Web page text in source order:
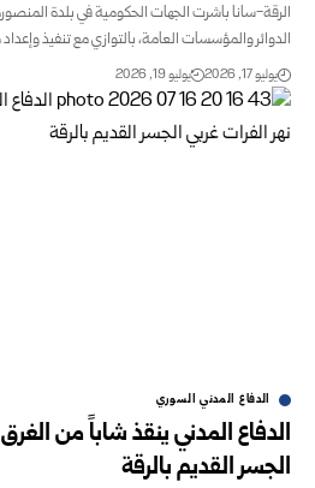
الرقة-سانا باشرت الجهات الحكومية في بلدة
الدوائر والمؤسسات العامة، بالتوازي مع تنفيذ
يوليو 17, 2026 يوليو 19, 2026
الدفاع المدني السوري
الدفاع المدني ينقذ شاباً من
الجسر القديم بالرقة